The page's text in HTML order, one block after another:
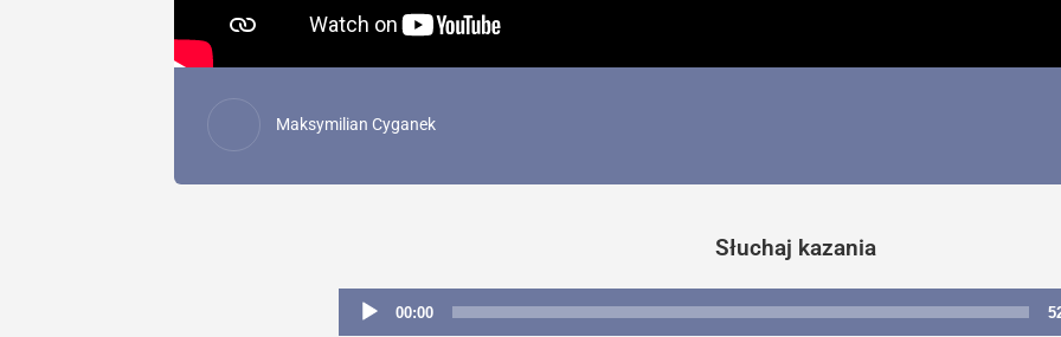
Maksymilian Cyganek
Słuchaj kazania
Odtwarzacz
00:00